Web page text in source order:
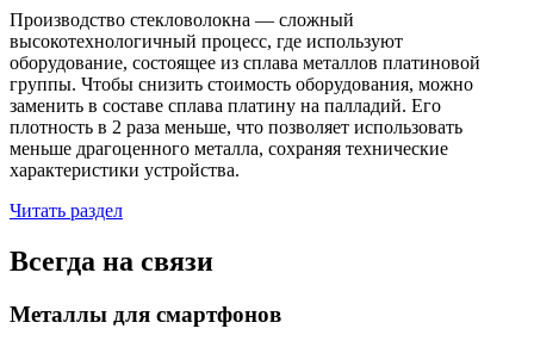
Производство стекловолокна — сложный
высокотехнологичный процесс, где используют
оборудование, состоящее из сплава металлов платиновой
группы. Чтобы снизить стоимость оборудования, можно
заменить в составе сплава платину на палладий. Его
плотность в 2 раза меньше, что позволяет использовать
меньше драгоценного металла, сохраняя технические
характеристики устройства.
Читать раздел
Всегда на связи
Металлы для смартфонов